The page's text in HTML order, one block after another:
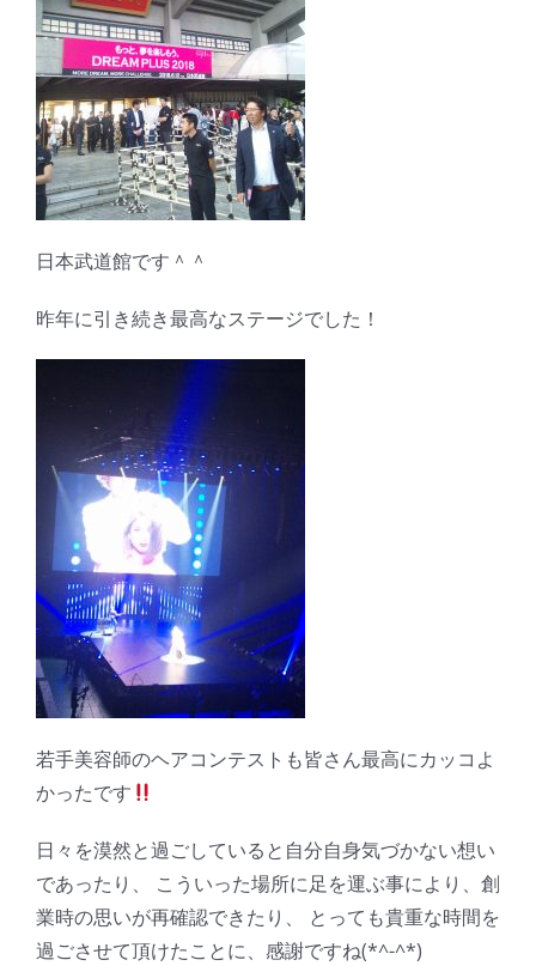
日本武道館です＾＾
昨年に引き続き最高なステージでした！
若手美容師のヘアコンテストも皆さん最高にカッコよ
かったです
日々を漠然と過ごしていると自分自身気づかない想い
であったり、 こういった場所に足を運ぶ事により、創
業時の思いが再確認できたり、 とっても貴重な時間を
過ごさせて頂けたことに、感謝ですね(*^-^*)